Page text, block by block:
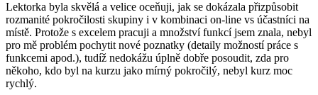
Lektorka byla skvělá a velice oceňuji, jak se dokázala přizpůsobit
rozmanité pokročilosti skupiny i v kombinaci on-line vs účastníci na
místě. Protože s excelem pracuji a množství funkcí jsem znala, nebyl
pro mě problém pochytit nové poznatky (detaily možností práce s
funkcemi apod.), tudíž nedokážu úplně dobře posoudit, zda pro
někoho, kdo byl na kurzu jako mírný pokročilý, nebyl kurz moc
rychlý.